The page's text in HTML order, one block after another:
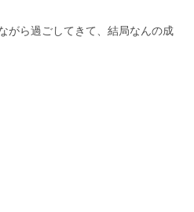
がら過ごしてきて、結局なんの成